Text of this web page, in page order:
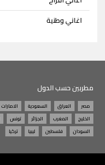
اغاني وطنية
مطربين حسب الدول
مصر العراق السعودية الامارات
الخليج
المغرب الجزائر تونس
السودان
فلسطين ليبيا تركيا